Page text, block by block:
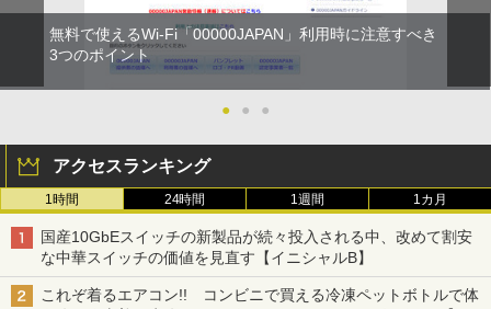
無料で使えるWi-Fi「00000JAPAN」利用時に注意すべき
3つのポイント
● ● ●
アクセスランキング
1時間 24時間 1週間 1カ月
国産10GbEスイッチの新製品が続々投入される中、改めて割安
な中華スイッチの価値を見直す【イニシャルB】
これぞ着るエアコン!! コンビニで買える冷凍ペットボトルで体